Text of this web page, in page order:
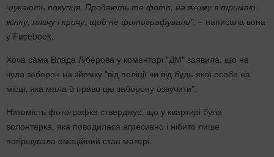
шукають покупця. Продають те фото, на якому я тримаю
жінку, плачу і кричу, щоб не фотографували", – написала вона
у Facebook.
Хоча сама Влада Ліберова у коментарі "ДМ" заявила, що не
чула заборон на зйомку "від поліції чи від будь-якої особи на
місці, яка мала б право цю заборону озвучити".
Натомість фотографка стверджує, що у квартирі була
волонтерка, яка поводилася агресивно і нібито лише
погіршувала емоційний стан матері.